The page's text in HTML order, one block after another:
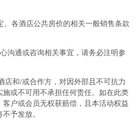
。各酒店公共房价的相关一般销售条款
沟通或咨询相关事宜，请务必注明参
店和/或合作方，对因外部且不可抗力
或不可用不承担任何责任。如在此类
户或会员无权获赔偿，且本活动权益
予发放。